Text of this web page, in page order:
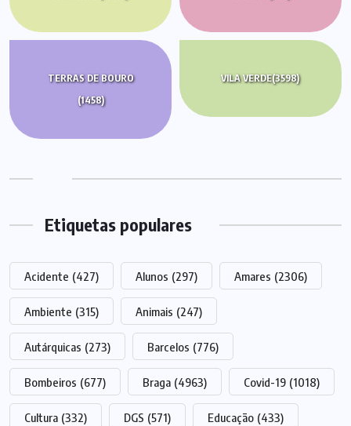
TERRAS DE BOURO
(1458)
VILA VERDE(3598)
Etiquetas populares
Acidente (427) Alunos (297) Amares (2306)
Ambiente (315) Animais (247)
Autárquicas (273) Barcelos (776)
Bombeiros (677) Braga (4963) Covid-19 (1018)
Cultura (332) DGS (571) Educação (433)